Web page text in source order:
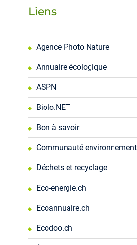
Liens
Agence Photo Nature
Annuaire écologique
ASPN
Biolo.NET
Bon à savoir
Communauté environnement
Déchets et recyclage
Eco-energie.ch
Ecoannuaire.ch
Ecodoo.ch